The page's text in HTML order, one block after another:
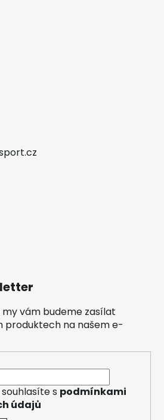
vám budeme zasílat
produktech na našem e-
s podmínkami
údajů